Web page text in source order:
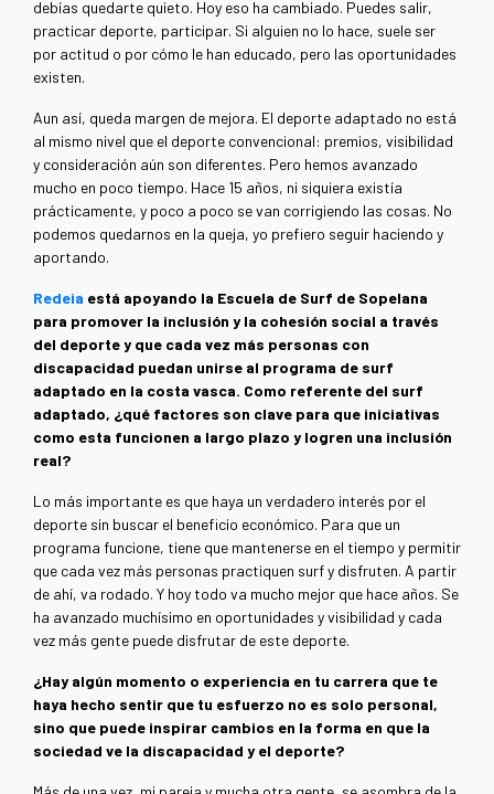
debías quedarte quieto. Hoy eso ha cambiado. Puedes salir,
practicar deporte, participar. Si alguien no lo hace, suele ser
por actitud o por cómo le han educado, pero las oportunidades
existen.
Aun así, queda margen de mejora. El deporte adaptado no está
al mismo nivel que el deporte convencional: premios, visibilidad
y consideración aún son diferentes. Pero hemos avanzado
mucho en poco tiempo. Hace 15 años, ni siquiera existía
prácticamente, y poco a poco se van corrigiendo las cosas. No
podemos quedarnos en la queja, yo prefiero seguir haciendo y
aportando.
Redeia está apoyando la Escuela de Surf de Sopelana
para promover la inclusión y la cohesión social a través
del deporte y que cada vez más personas con
discapacidad puedan unirse al programa de surf
adaptado en la costa vasca. Como referente del surf
adaptado, ¿qué factores son clave para que iniciativas
como esta funcionen a largo plazo y logren una inclusión
real?
Lo más importante es que haya un verdadero interés por el
deporte sin buscar el beneficio económico. Para que un
programa funcione, tiene que mantenerse en el tiempo y permitir
que cada vez más personas practiquen surf y disfruten. A partir
de ahí, va rodado. Y hoy todo va mucho mejor que hace años. Se
ha avanzado muchísimo en oportunidades y visibilidad y cada
vez más gente puede disfrutar de este deporte.
¿Hay algún momento o experiencia en tu carrera que te
haya hecho sentir que tu esfuerzo no es solo personal,
sino que puede inspirar cambios en la forma en que la
sociedad ve la discapacidad y el deporte?